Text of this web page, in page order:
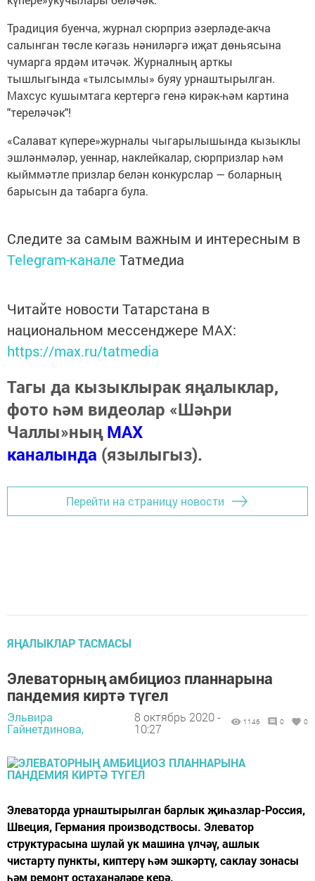
Традиция буенча, журнал сюрприз әзерләде-акча
салынган төсле кәгазь нәниләргә иҗат дөньясына
чумарга ярдәм итәчәк. Журналның арткы
тышлыгында «тылсымлы» буяу урнаштырылган.
Махсус кушымтага кертергә генә кирәк-һәм картина
"тереләчәк"!
«Салават күпере»журналы чыгарылышында кызыклы
эшләнмәләр, уеннар, наклейкалар, сюрпризлар һәм
кыйммәтле призлар белән конкурслар — боларның
барысын да табарга була.
Следите за самым важным и интересным в
Telegram-канале Татмедиа
Читайте новости Татарстана в
национальном мессенджере MАХ:
https://max.ru/tatmedia
Тагы да кызыклырак яңалыклар,
фото һәм видеолар «Шәһри
Чаллы»ныңMAX
каналында (язылыгыз).
Перейти на страницу новости
ЯҢАЛЫКЛАР ТАСМАСЫ
Элеваторның амбициоз планнарына
пандемия киртә түгел
Эльвира
Гайнетдинова,
8 октябрь 2020 -
10:27
1146 0 0
Элеваторда урнаштырылган барлык җиһазлар-Россия,
Швеция, Германия производствосы. Элеватор
структурасына шулай ук машина үлчәү, ашлык
чистарту пункты, киптерү һәм эшкәртү, саклау зонасы
һәм ремонт остаханәләре керә.